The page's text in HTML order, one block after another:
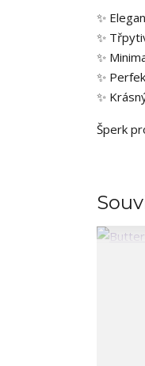
✨
✨
✨
✨
✨
Šperk